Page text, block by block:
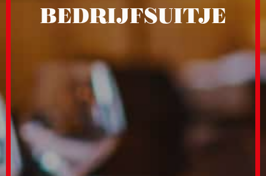
BEDRIJFSUITJE